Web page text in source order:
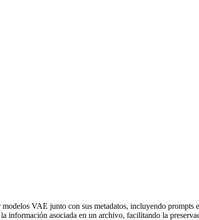
VAE junto con sus metadatos, incluyendo
información asociada en un archivo, facilitando la